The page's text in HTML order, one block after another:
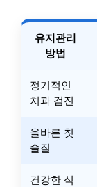
유지관리
방법
정기적인
치과 검진
올바른 칫
솔질
건강한 식